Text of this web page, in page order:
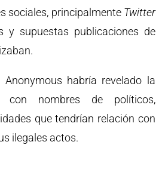
sociales, principalmente Twitter
y supuestas publicaciones de
habría revelado la
con nombres de políticos,
que tendrían relación con
ilegales actos.